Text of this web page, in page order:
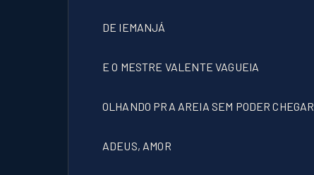
DE IEMANJÁ
E O MESTRE VALENTE VAGUEIA
OLHANDO PRA AREIA SEM PODER CHEGAR
ADEUS, AMOR